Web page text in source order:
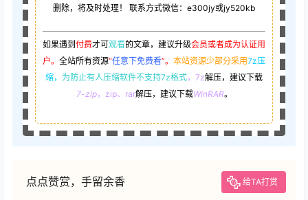
删除，将及时处理！ 联系方式微信：e300jy或jy520kb
如果遇到 付费才可观看的文章，建议升级会员或者成为认证用
户。 全站所有资源“任意下免费看”。 本站资源少部分采用7z压
缩， 为防止有人压缩软件不支持7z格式，7z解压，建议下载
7-zip，zip、rar解压，建议下载WinRAR。
点点赞赏，手留余香 给TA打赏